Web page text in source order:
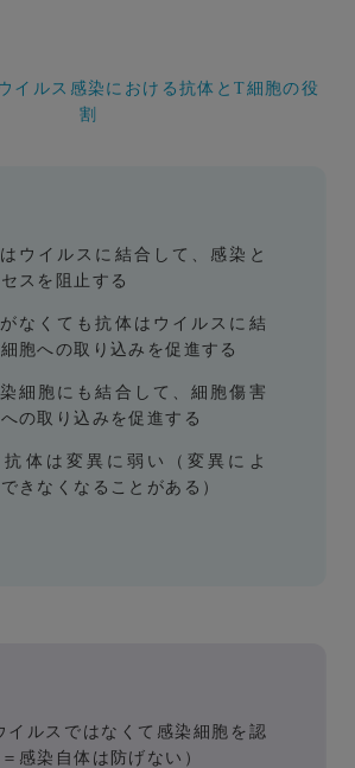
イルス感染における抗体とT細胞の役
割
ウイルスに結合して、感染と
スを阻止する
なくても抗体はウイルスに結
胞への取り込みを促進する
細胞にも結合して、細胞傷害
の取り込みを促進する
抗体は変異に弱い（変異によ
きなくなることがある）
イルスではなくて感染細胞を認
感染自体は防げない）